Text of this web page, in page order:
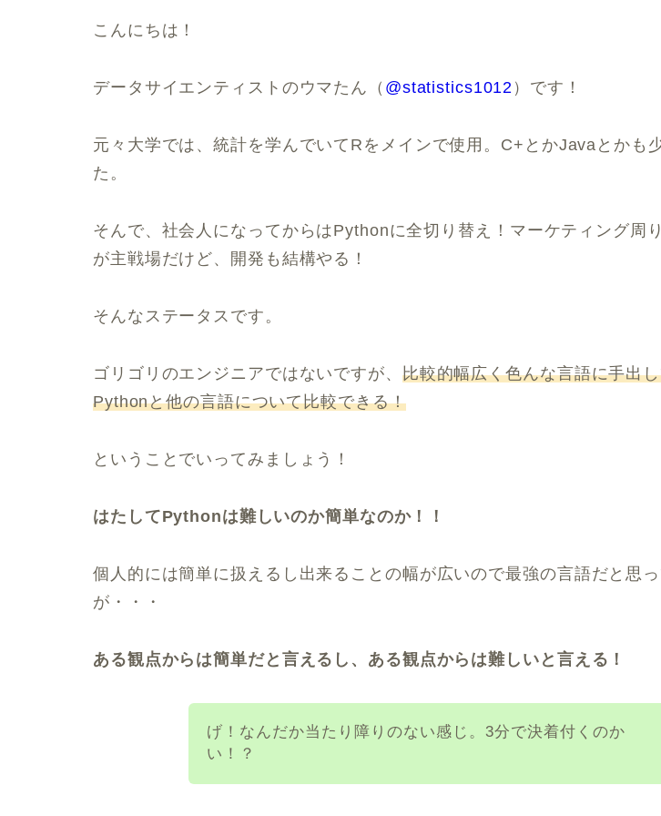
こんにちは！
データサイエンティストのウマたん（ @statistics1012 ）です！
元々大学では、統計を学んでいてRをメインで使用。C+とかJavaとかも
た。
そんで、社会人になってからはPythonに全切り替え！マーケティング周
が主戦場だけど、開発も結構やる！
そんなステータスです。
ゴリゴリのエンジニアではないですが、 比較的幅広く色んな言語に手出
Pythonと他の言語について比較できる！
ということでいってみましょう！
はたしてPythonは難しいのか簡単なのか！！
個人的には簡単に扱えるし出来ることの幅が広いので最強の言語だと思
が・・・
ある観点からは簡単だと言えるし、ある観点からは難しいと言える！
げ！なんだか当たり障りのない感じ。3分で決着付くのか
い！？